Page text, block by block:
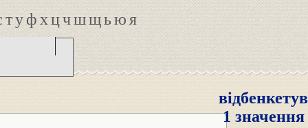
туфхцчшщьюя
1 значення